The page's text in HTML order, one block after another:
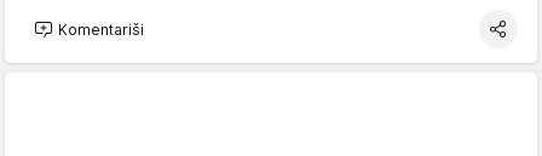
Komentariši